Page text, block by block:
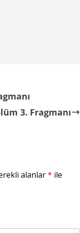
3. Fragmanı
alanlar* ile